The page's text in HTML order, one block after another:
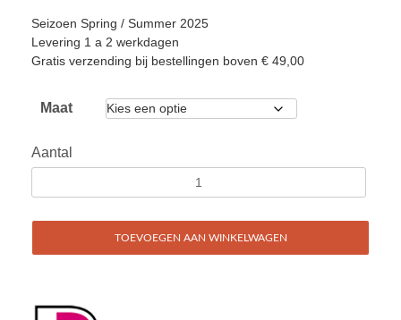
Seizoen Spring / Summer 2025
Levering 1 a 2 werkdagen
Gratis verzending bij bestellingen boven € 49,00
Maat
Aantal
TOEVOEGEN AAN WINKELWAGEN